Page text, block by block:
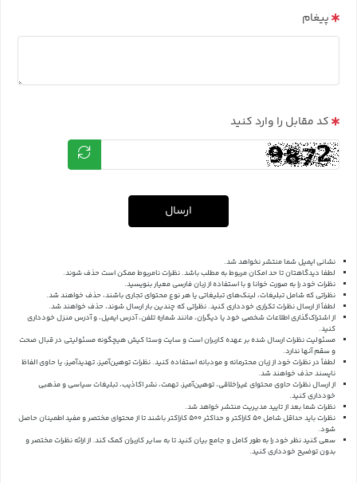
پیغام
کد مقابل را وارد کنید
ارسال
نشانی ایمیل شما منتشر نخواهد شد.
لطفا دیدگاهتان تا حد امکان مربوط به مطلب باشد. نظرات نامربوط ممکن است حذف شوند.
نظرات خود را به صورت خوانا و با استفاده از زبان فارسی معیار بنویسید.
نظراتی که شامل تبلیغات، لینک‌های تبلیغاتی یا هر نوع محتوای تجاری باشند، حذف خواهند شد.
لطفاً از ارسال نظرات تکراری خودداری کنید. نظراتی که چندین بار ارسال شوند، حذف خواهند شد.
از اشتراک‌گذاری اطلاعات شخصی خود یا دیگران، مانند شماره تلفن، آدرس ایمیل، و آدرس منزل خودداری
کنید.
مسئولیت نظرات ارسال شده بر عهده کاربران است و سایت وستا کیش هیچگونه مسئولیتی در قبال صحت
و سقم آنها ندارد.
لطفاً در نظرات خود از زبان محترمانه و مودبانه استفاده کنید. نظرات توهین‌آمیز، تهدیدآمیز، یا حاوی الفاظ
ناپسند حذف خواهند شد.
از ارسال نظرات حاوی محتوای غیراخلاقی، توهین‌آمیز، تهمت، نشر اکاذیب، تبلیغات سیاسی و مذهبی
خودداری کنید.
نظرات شما بعد از تایید مدیریت منتشر خواهد شد.
نظرات باید حداقل شامل 50 کاراکتر و حداکثر 500 کاراکتر باشند تا از محتوای مختصر و مفید اطمینان حاصل
شود.
سعی کنید نظر خود را به طور کامل و جامع بیان کنید تا به سایر کاربران کمک کند.از ارائه نظرات مختصر و
بدون توضیح خودداری کنید.